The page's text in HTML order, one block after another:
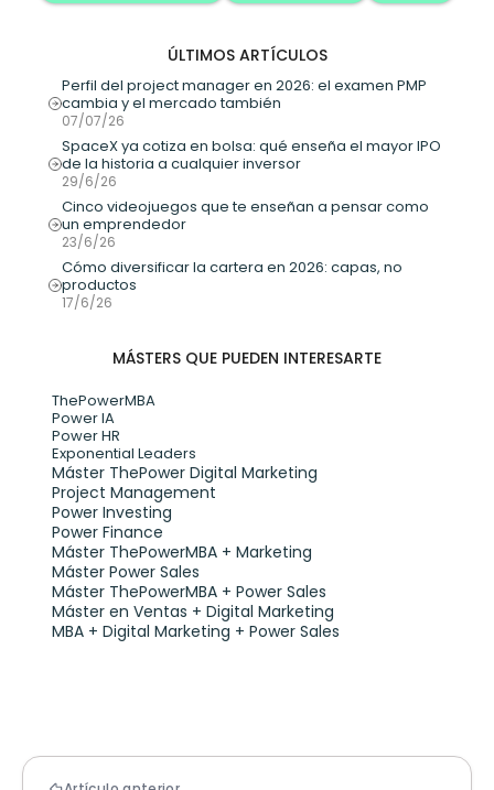
ÚLTIMOS ARTÍCULOS
Perfil del project manager en 2026: el examen PMP
cambia y el mercado también
07/07/26
SpaceX ya cotiza en bolsa: qué enseña el mayor IPO
de la historia a cualquier inversor
29/6/26
Cinco videojuegos que te enseñan a pensar como
un emprendedor
23/6/26
Cómo diversificar la cartera en 2026: capas, no
productos
17/6/26
MÁSTERS QUE PUEDEN INTERESARTE
ThePowerMBA
Power IA
Power HR
Exponential Leaders
Máster ThePower Digital Marketing
Project Management
Power Investing
Power Finance
Máster ThePowerMBA + Marketing
Máster Power Sales
Máster ThePowerMBA + Power Sales
Máster en Ventas + Digital Marketing
MBA + Digital Marketing + Power Sales